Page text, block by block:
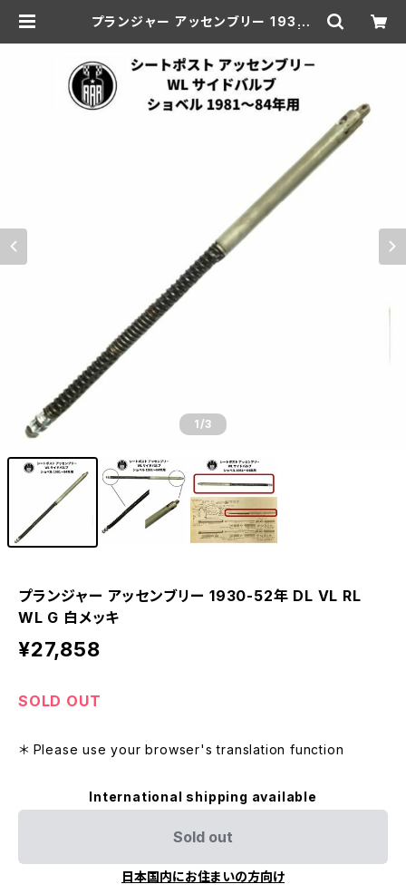
プランジャー アッセンブリー 1930-
1/3
プランジャー アッセンブリー 1930-52年 DL VL RL
WL G 白メッキ
¥27,858
SOLD OUT
＊ Please use your browser's translation function
International shipping available
Sold out
日本国内にお住まいの方向け